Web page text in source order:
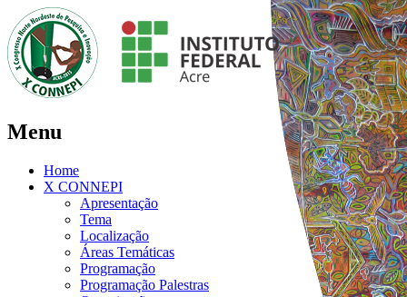
Menu
Home
X CONNEPI
Apresentação
Tema
Localização
Áreas Temáticas
Programação
Programação Palestras